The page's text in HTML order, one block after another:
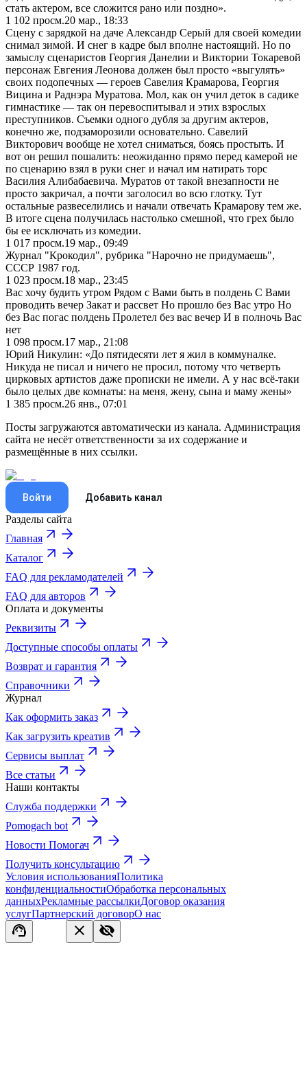
стать актером, все сложится рано или поздно».
1 102 просм.20 мар., 18:33
Сцену с зарядкой на даче Александр Серый для своей комедии
снимал зимой. И снег в кадре был вполне настоящий. Но по
замыслу сценаристов Георгия Данелии и Виктории Токаревой
персонаж Евгения Леонова должен был просто «выгулять»
своих подопечных — героев Савелия Крамарова, Георгия
Вицина и Раднэра Муратова. Мол, как он учил деток в садике
гимнастике — так он перевоспитывал и этих взрослых
преступников. Съемки одного дубля за другим актеров,
конечно же, подзаморозили основательно. Савелий
Викторович вообще не хотел сниматься, боясь простыть. И
вот он решил пошалить: неожиданно прямо перед камерой не
по сценарию взял в руки снег и начал им натирать торс
Василия Алибабаевича. Муратов от такой внезапности не
просто закричал, а почти заголосил во всю глотку. Тут
остальные развеселились и начали отвечать Крамарову тем же.
В итоге сцена получилась настолько смешной, что грех было
бы ее исключать из комедии.
1 017 просм.19 мар., 09:49
Журнал "Крокодил", рубрика "Нарочно не придумаешь",
СССР 1987 год.
1 023 просм.18 мар., 23:45
Вас хочу будить утром Рядом с Вами быть в полдень С Вами
проводить вечер Закат и рассвет Но прошло без Вас утро Но
без Вас погас полдень Пролетел без вас вечер И в полночь Вас
нет
1 098 просм.17 мар., 21:08
Юрий Никулин: «До пятидесяти лет я жил в коммуналке.
Никуда не писал и ничего не просил, потому что четверть
цирковых артистов даже прописки не имели. А у нас всё-таки
было целых две комнаты: на меня, жену, сына и маму жены»
1 385 просм.26 янв., 07:01
Посты загружаются автоматически из канала. Администрация
сайта не несёт ответственности за их содержание и
размещённые в них ссылки.
Войти Добавить канал
Разделы сайта
Главная
Каталог
FAQ для рекламодателей
FAQ для авторов
Оплата и документы
Реквизиты
Доступные способы оплаты
Возврат и гарантия
Справочники
Журнал
Как оформить заказ
Как загрузить креатив
Сервисы выплат
Все статьи
Наши контакты
Служба поддержки
Pomogach bot
Новости Помогач
Получить консультацию
Условия использованияПолитика
конфиденциальностиОбработка персональных
данныхРекламные рассылкиДоговор оказания
услугПартнерский договорО нас